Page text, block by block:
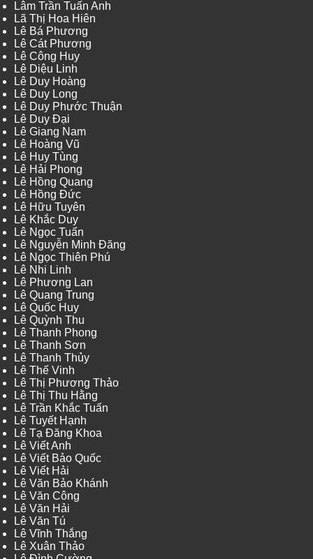
Lâm Trần Tuấn Anh
Lã Thị Hoa Hiên
Lê Bá Phương
Lê Cát Phương
Lê Công Huy
Lê Diệu Linh
Lê Duy Hoàng
Lê Duy Long
Lê Duy Phước Thuận
Lê Duy Đại
Lê Giang Nam
Lê Hoàng Vũ
Lê Huy Tùng
Lê Hải Phong
Lê Hồng Quang
Lê Hồng Đức
Lê Hữu Tuyên
Lê Khắc Duy
Lê Ngọc Tuấn
Lê Nguyễn Minh Đăng
Lê Ngọc Thiên Phú
Lê Nhi Linh
Lê Phương Lan
Lê Quang Trung
Lê Quốc Huy
Lê Quỳnh Thu
Lê Thanh Phong
Lê Thanh Sơn
Lê Thanh Thủy
Lê Thế Vinh
Lê Thị Phương Thảo
Lê Thị Thu Hằng
Lê Trần Khắc Tuấn
Lê Tuyết Hạnh
Lê Tạ Đăng Khoa
Lê Viết Anh
Lê Viết Bảo Quốc
Lê Viết Hải
Lê Văn Bảo Khánh
Lê Văn Công
Lê Văn Hải
Lê Văn Tú
Lê Vĩnh Thắng
Lê Xuân Thảo